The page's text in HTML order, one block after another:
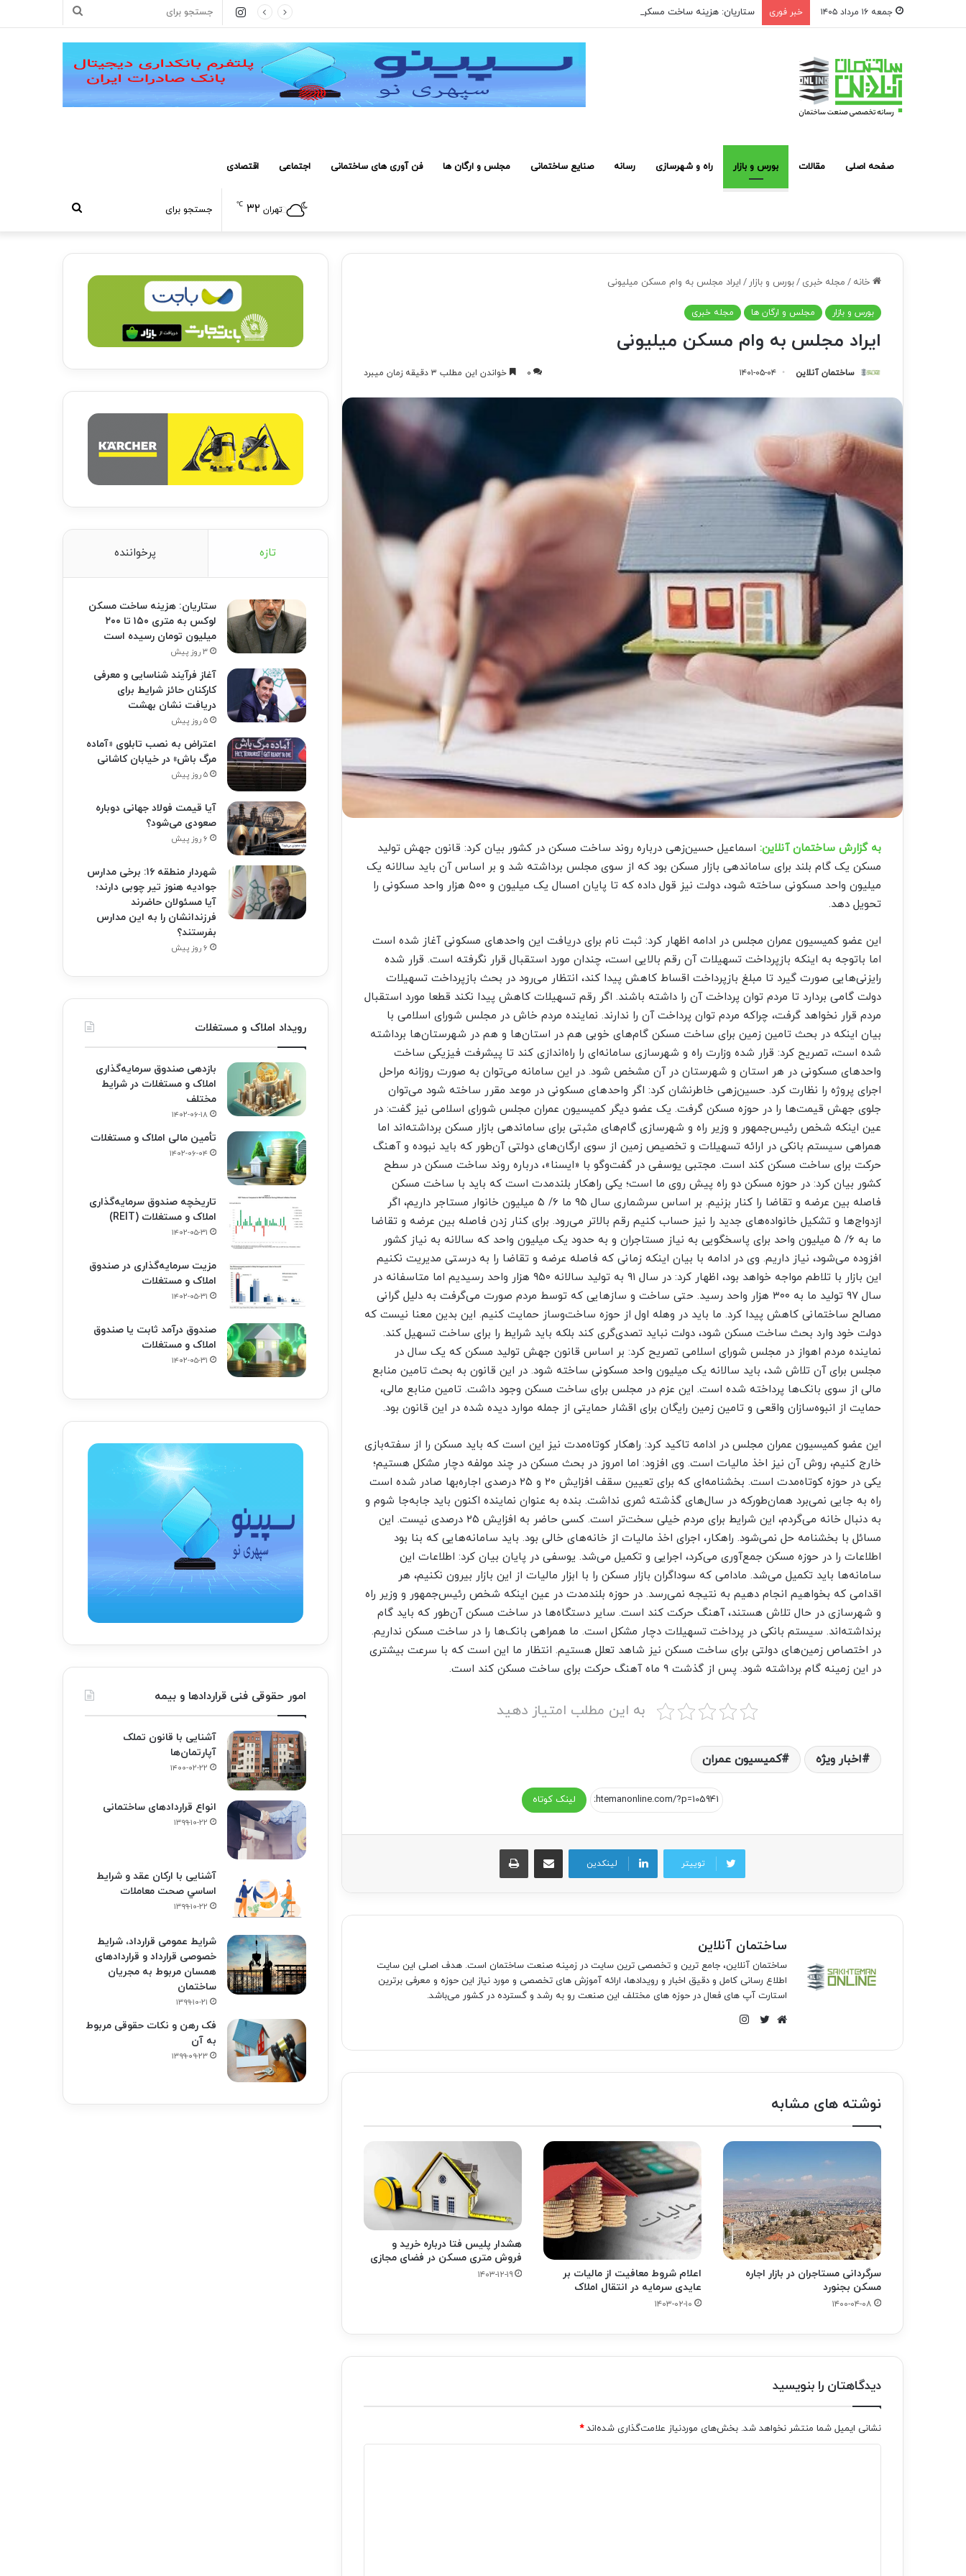
جمعه ۱۶ مرداد ۱۴۰۵ خبر فوری ستاریان: هزینه ساخت مسکن لوکس به متری ۱۵۰ تا ۲۰۰ میلیون تومان رسیده است
جستجو
اینستاگرام
صفحه اصلی مقالات بورس و بازار راه و شهرسازی رسانه صنایع ساختمانی مجلس و ارگان ها فن آوری های ساختمانی اجتماعی اقتصادی
جستجو
برای
تهران ۳۲ ℃
خانه / مجله خبری /بورس و بازار / ایراد مجلس به وام مسکن میلیونی
بورس و بازار مجلس و ارگان ها مجله خبری
ایراد مجلس به وام مسکن میلیونی
ساختمان آنلاین ۱۴۰۱-۰۵-۰۴ ۰ خواندن این مطلب ۳ دقیقه زمان میبرد
به گزارش ساختمان آنلاین: اسماعیل حسین‌زهی درباره روند ساخت مسکن در کشور بیان کرد: قانون جهش تولید
مسکن یک گام بلند برای ساماندهی بازار مسکن بود که از سوی مجلس برداشته شد و بر اساس آن باید سالانه یک
میلیون واحد مسکونی ساخته شود، دولت نیز قول داده که تا پایان امسال یک میلیون و ۵۰۰ هزار واحد مسکونی را
تحویل دهد.
این عضو کمیسیون عمران مجلس در ادامه اظهار کرد: ثبت نام برای دریافت این واحدهای مسکونی آغاز شده است
اما باتوجه به اینکه بازپرداخت تسهیلات آن رقم بالایی است، چندان مورد استقبال قرار نگرفته است. قرار شده
رایزنی‌هایی صورت گیرد تا مبلغ بازپرداخت اقساط کاهش پیدا کند، انتظار می‌رود در بحث بازپرداخت تسهیلات
دولت گامی بردارد تا مردم توان پرداخت آن را داشته باشند. اگر رقم تسهیلات کاهش پیدا نکند قطعا مورد استقبال
مردم قرار نخواهد گرفت، چراکه مردم توان پرداخت آن را ندارند. نماینده مردم خاش در مجلس شورای اسلامی با
بیان اینکه در بحث تامین زمین برای ساخت مسکن گام‌های خوبی هم در استان‌ها و هم در شهرستان‌ها برداشته
شده است، تصریح کرد: قرار شده وزارت راه و شهرسازی سامانه‌ای را راه‌اندازی کند تا پیشرفت فیزیکی ساخت
واحدهای مسکونی در هر استان و شهرستان در آن مشخص شود. در این سامانه می‌توان به صورت روزانه مراحل
اجرای پروژه را نظارت کرد. حسین‌زهی خاطرنشان کرد: اگر واحدهای مسکونی در موعد مقرر ساخته شود می‌توان
جلوی جهش قیمت‌ها را در حوزه مسکن گرفت. یک عضو دیگر کمیسیون عمران مجلس شورای اسلامی نیز گفت: در
عین اینکه شخص رئیس‌جمهور و وزیر راه و شهرسازی گام‌های مثبتی برای ساماندهی بازار مسکن برداشته‌اند اما
همراهی سیستم بانکی در ارائه تسهیلات و تخصیص زمین از سوی ارگان‌های دولتی آن‌طور که باید نبوده و آهنگ
حرکت برای ساخت مسکن کند است. مجتبی یوسفی در گفت‌وگو با «ایسنا»، درباره روند ساخت مسکن در سطح
کشور بیان کرد: در حوزه مسکن دو راه پیش روی ما است؛ یکی راهکار بلندمدت است که باید با ساخت مسکن
فاصله بین عرضه و تقاضا را کنار بزنیم. بر اساس سرشماری سال ۹۵ ما ۶/ ۵ میلیون خانوار مستاجر داریم، اگر
ازدواج‌ها و تشکیل خانواده‌های جدید را نیز حساب کنیم رقم بالاتر می‌رود. برای کنار زدن فاصله بین عرضه و تقاضا
ما به ۶/ ۵ میلیون واحد برای پاسخگویی به نیاز مستاجران و به حدود یک میلیون واحد که سالانه به نیاز کشور
افزوده می‌شود، نیاز داریم. وی در ادامه با بیان اینکه زمانی که فاصله عرضه و تقاضا را به درستی مدیریت نکنیم
این بازار با تلاطم مواجه خواهد بود، اظهار کرد: در سال ۹۱ به تولید سالانه ۹۵۰ هزار واحد رسیدیم اما متاسفانه در
سال ۹۷ تولید ما به ۳۰۰ هزار واحد رسید. حتی ساخت و سازهایی که توسط مردم صورت می‌گرفت به دلیل گرانی
مصالح ساختمانی کاهش پیدا کرد. ما باید در وهله اول از حوزه ساخت‌و‌ساز حمایت کنیم. این بدین معنا نیست که
دولت خود وارد بحث ساخت مسکن شود، دولت نباید تصدی‌گری کند بلکه باید شرایط را برای ساخت تسهیل کند.
نماینده مردم اهواز در مجلس شورای اسلامی تصریح کرد: بر اساس قانون جهش تولید مسکن که یک سال در
مجلس برای آن تلاش شد، باید سالانه یک میلیون واحد مسکونی ساخته شود. در این قانون به بحث تامین منابع
مالی از سوی بانک‌ها پرداخته شده است. این عزم در مجلس برای ساخت مسکن وجود داشت. تامین منابع مالی،
حمایت از انبوه‌سازان واقعی و تامین زمین رایگان برای اقشار حمایتی از جمله موارد دیده شده در این قانون بود.
این عضو کمیسیون عمران مجلس در ادامه تاکید کرد: راهکار کوتاه‌مدت نیز این است که باید مسکن را از سفته‌بازی
خارج کنیم، روش آن نیز اخذ مالیات است. وی افزود: اما امروز در بحث مسکن در چند مولفه دچار مشکل هستیم؛
یکی در حوزه کوتاه‌مدت است. بخشنامه‌ای که برای تعیین سقف افزایش ۲۰ و ۲۵ درصدی اجاره‌بها صادر شده است
راه به جایی نمی‌برد همان‌طورکه در سال‌های گذشته ثمری نداشت. بنده به عنوان نماینده اکنون باید جابه‌جا شوم و
به دنبال خانه می‌گردم، این شرایط برای مردم خیلی سخت‌تر است. کسی حاضر به افزایش ۲۵ درصدی نیست. این
مسائل با بخشنامه حل نمی‌شود. راهکار، اجرای اخذ مالیات از خانه‌های خالی بود. باید سامانه‌هایی که بنا بود
اطلاعات را در حوزه مسکن جمع‌آوری می‌کرد، اجرایی و تکمیل می‌شد. یوسفی در پایان بیان کرد: اطلاعات این
سامانه‌ها باید تکمیل می‌شد. مادامی که سوداگران بازار مسکن را با ابزار مالیات از این بازار بیرون نکنیم، هر
اقدامی که بخواهیم انجام دهیم به نتیجه نمی‌رسد. در حوزه بلندمدت در عین اینکه شخص رئیس‌جمهور و وزیر راه
و شهرسازی در حال تلاش هستند، آهنگ حرکت کند است. سایر دستگاه‌ها در ساخت مسکن آن‌طور که باید گام
برنداشته‌‌اند. سیستم بانکی در پرداخت تسهیلات دچار مشکل است. ما همراهی بانک‌ها را در ساخت مسکن نداریم.
در اختصاص زمین‌های دولتی برای ساخت مسکن نیز شاهد تعلل هستیم. انتظار ما این است که با سرعت بیشتری
در این زمینه گام برداشته شود. پس از گذشت ۹ ماه آهنگ حرکت برای ساخت مسکن کند است.
به این مطلب امتیاز دهید
اخبار ویژه کمیسیون عمران
لینک کوتاه
توییتر لینکدین
اشتراک گذاری از طریق ایمیل چاپ
ساختمان آنلاین
ساختمان آنلاین، جامع ترین و تخصصی ترین سایت در زمینه صنعت ساختمان است. هدف اصلی این سایت
اطلاع رسانی کامل و دقیق اخبار و رویدادها، ارائه آموزش های تخصصی و مورد نیاز این حوزه و معرفی برترین
استارت آپ های فعال در حوزه های مختلف این صنعت رو به رشد و گسترده در کشور می‌باشد.
نوشته های مشابه
سرگردانی مستاجران در بازار اجاره
مسکن بجنورد
۱۴۰۰-۰۴-۰۸
اعلام شروط معافیت از مالیات بر
عایدی سرمایه در انتقال املاک
۱۴۰۳-۰۲-۱۰
هشدار پلیس فتا درباره خرید و
فروش متری مسکن در فضای مجازی
۱۴۰۳-۱۲-۱۹
دیدگاهتان را بنویسید
نشانی ایمیل شما منتشر نخواهد شد. بخش‌های موردنیاز علامت‌گذاری شده‌اند*
تازه پرخواننده
ستاریان: هزینه ساخت مسکن
لوکس به متری ۱۵۰ تا ۲۰۰
میلیون تومان رسیده است
۳ روز پیش
آغاز فرآیند شناسایی و معرفی
کارکنان حائز شرایط برای
دریافت نشان بهشت
۵ روز پیش
اعتراض به نصب تابلوی «آماده
مرگ باش» در خیابان کاشانی
۵ روز پیش
آیا قیمت فولاد جهانی دوباره
صعودی می‌شود؟
۶ روز پیش
شهردار منطقه ۱۶: برخی مدارس
جوادیه هنوز تیر چوبی دارند؛
آیا مسئولان حاضرند
فرزندانشان را به این مدارس
بفرستند؟
۶ روز پیش
رویداد املاک و مستغلات
بازدهی صندوق سرمایه‌گذاری
املاک و مستغلات در شرایط
مختلف
۱۴۰۲-۰۶-۱۸
تأمین مالی املاک و مستغلات
۱۴۰۲-۰۶-۰۴
تاریخچه صندوق سرمایه‌گذاری
املاک و مستغلات (REIT)
۱۴۰۲-۰۵-۳۱
مزیت سرمایه‌گذاری در صندوق
املاک و مستغلات
۱۴۰۲-۰۵-۳۱
صندوق درآمد ثابت یا صندوق
املاک و مستغلات
۱۴۰۲-۰۵-۳۱
امور حقوقی فنی قراردادها و بیمه
آشنایی با قانون تملک
آپارتمان‌ها
۱۴۰۰-۰۲-۲۲
انواع قراردادهای ساختمانی
۱۳۹۹-۱۰-۲۲
آشنایی با ارکان عقد و شرايط
اساسي صحت معاملات
۱۳۹۹-۱۰-۲۲
شرایط عمومی قرارداد، شرایط
خصوصی قرارداد و قراردادهای
همسان مربوط به مجریان
ساختمان
۱۳۹۹-۱۰-۲۱
فک‌ رهن و نکات حقوقی مربوط
به آن
۱۳۹۹-۰۹-۲۳